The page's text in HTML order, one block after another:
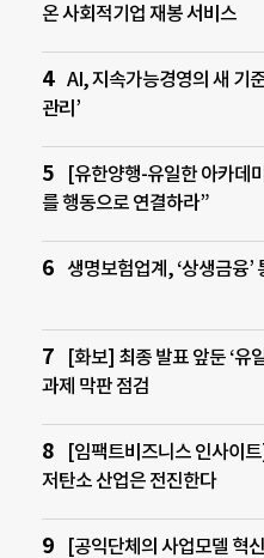
온 사회적기업 재봉 서비스
AI, 지속가능경영의 새 기
관리’
[유한양행-유일한 아카데
를 행동으로 연결하라”
생명보험업계, ‘상생금융’
[화보] 최종 발표 앞둔 ‘유
과제 막판 점검
[임팩트비즈니스 인사이
저탄소 산업은 전진한다
[공익단체의 사업모델 혁